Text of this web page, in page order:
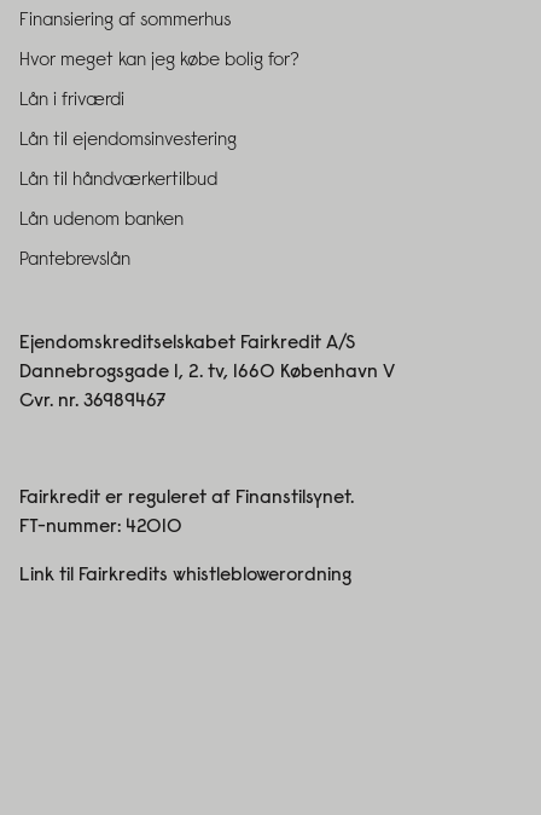
Finansiering af sommerhus
Hvor meget kan jeg købe bolig for?
Lån i friværdi
Lån til ejendomsinvestering
Lån til håndværkertilbud
Lån udenom banken
Pantebrevslån
Ejendomskreditselskabet Fairkredit A/S
Dannebrogsgade 1, 2. tv, 1660 København V
Cvr. nr. 36989467
Fairkredit er reguleret af Finanstilsynet.
FT-nummer: 42010
Link til Fairkredits whistleblowerordning